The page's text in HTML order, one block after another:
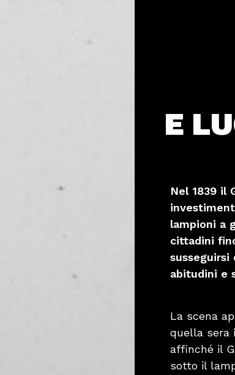
E
Nel 1839 il
lampioni a
cittadini
abitudini e
La scena
quella sera
affinché il
sotto il